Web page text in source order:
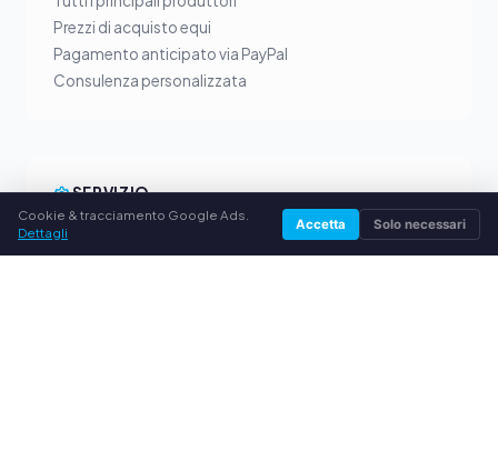
Prezzi di acquisto equi
Pagamento anticipato via PayPal
Consulenza personalizzata
SERVIZIO
Chi siamo
Cookie & tracciamento Google Ads.
Dettagli
Accetta Solo necessari